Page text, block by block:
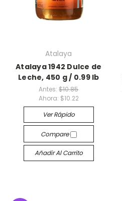
Atalaya
Atalaya 1942 Dulce de
Leche, 450 g / 0.99 lb
Antes:$10.85
Ahora: $10.22
Ver Rápido
Compare
Añadir Al Carrito